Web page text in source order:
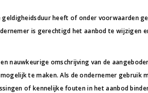
geldigheidsduur heeft of onder voorwaarden
is gerechtigd het aanbod te wijzigen
nauwkeurige omschrijving van de
te maken. Als de ondernemer
of kennelijke fouten in het aanbod